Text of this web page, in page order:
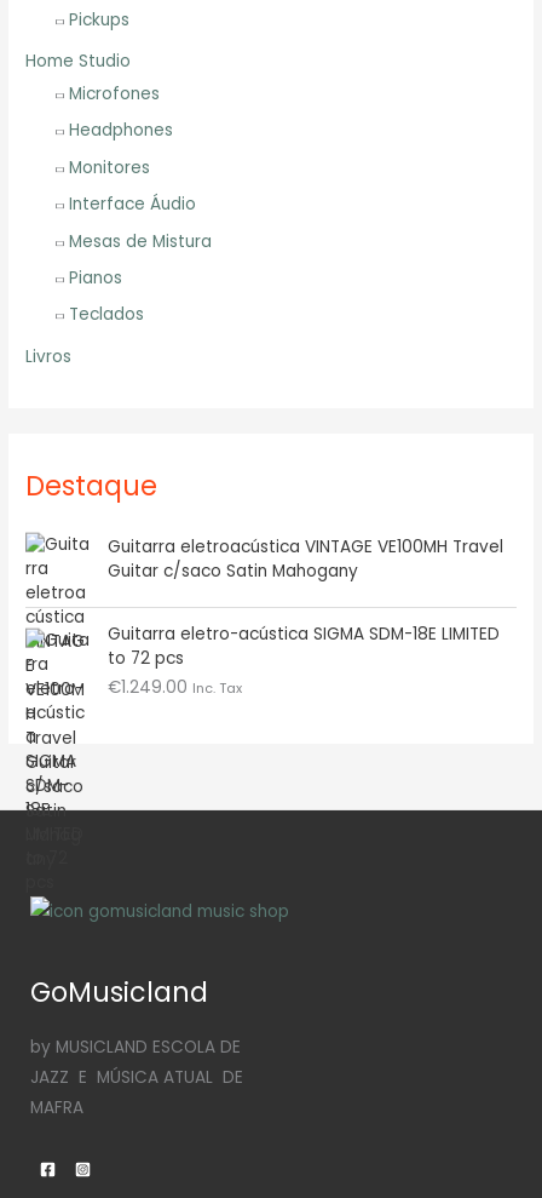
Pickups
Home Studio
Microfones
Headphones
Monitores
Interface Áudio
Mesas de Mistura
Pianos
Teclados
Livros
Destaque
Guitarra eletroacústica VINTAGE VE100MH Travel
Guitar c/saco Satin Mahogany
Guitarra eletro-acústica SIGMA SDM-18E LIMITED
to 72 pcs
€1.249.00 Inc. Tax
GoMusicland
by MUSICLAND ESCOLA DE
JAZZ E MÚSICA ATUAL DE
MAFRA